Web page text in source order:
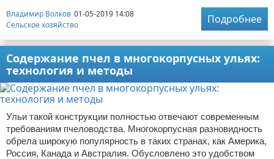
Владимир Волков 01-05-2019 14:08
Сельское хозяйство
Подробнее
Содержание пчел в многокорпусных ульях:
технология и методы
Ульи такой конструкции полностью отвечают современным
требованиям пчеловодства. Многокорпусная разновидность
обрела широкую популярность в таких странах, как Америка,
Россия, Канада и Австралия. Обусловлено это удобством